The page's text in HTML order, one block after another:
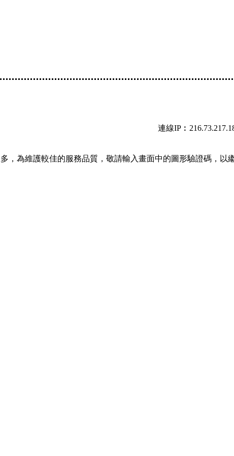
連線
，為維護較佳的服務品質，敬請輸入畫面中的圖形驗證碼，以